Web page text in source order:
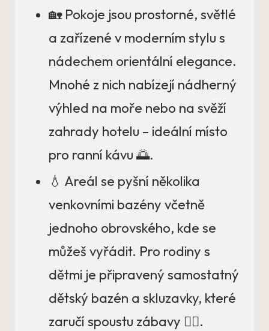
🏡 Pokoje jsou prostorné, světlé
a zařízené v moderním stylu s
nádechem orientální elegance.
Mnohé z nich nabízejí nádherný
výhled na moře nebo na svěží
zahrady hotelu – ideální místo
pro ranní kávu 🌅.
💧 Areál se pyšní několika
venkovními bazény včetně
jednoho obrovského, kde se
můžeš vyřádit. Pro rodiny s
dětmi je připravený samostatný
dětský bazén a skluzavky, které
zaručí spoustu zábavy 🤽‍♂️.